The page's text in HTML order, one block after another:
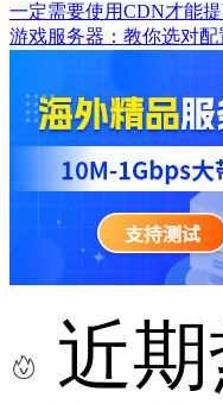
一定需要使用CDN才能
游戏服务器：教你选对配
近